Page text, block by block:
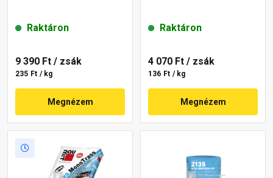
Raktáron
9 390 Ft / zsák
235 Ft / kg
Megnézem
Raktáron
4 070 Ft / zsák
136 Ft / kg
Megnézem